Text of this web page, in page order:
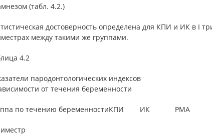
(табл. 4.2.)
достоверность определена для КПИ и ИК в I
между такими же группами.
4.2
пародонтологических индексов
от течения беременности
по течению беременностиКПИ ИК РМА